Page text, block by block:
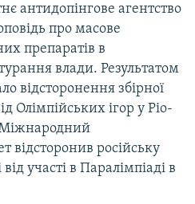
антидопінгове агентство
про масове
препаратів в
влади. Результатом
відсторонення збірної
Олімпійських ігор у Ріо-
відсторонив російську
участі в Паралімпіаді в